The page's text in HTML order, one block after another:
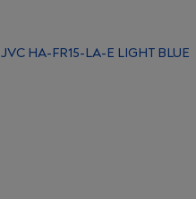
JVC HA-FR15-LA-E LIGHT BLUE